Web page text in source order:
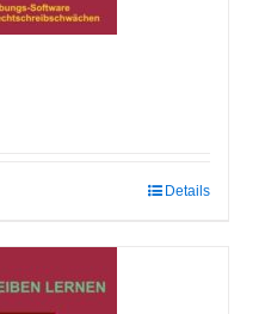
Details